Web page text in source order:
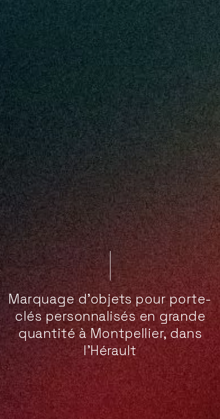
Marquage d’objets pour porte-
clés personnalisés en grande
quantité à Montpellier, dans
l’Hérault